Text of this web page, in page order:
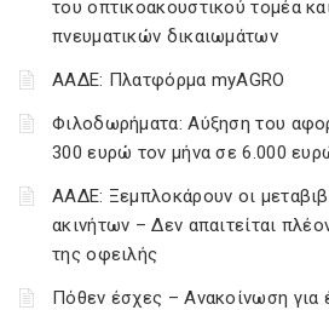
του οπτικοακουστικού τομέα
πνευματικών δικαιωμάτων
ΑΑΔΕ: Πλατφόρμα myAGRO
Φιλοδωρήματα: Αύξηση του
300 ευρώ τον μήνα σε 6.000
ΑΑΔΕ: Ξεμπλοκάρουν οι
ακινήτων – Δεν απαιτείται
της οφειλής
Πόθεν έσχες – Ανακοίνωση για